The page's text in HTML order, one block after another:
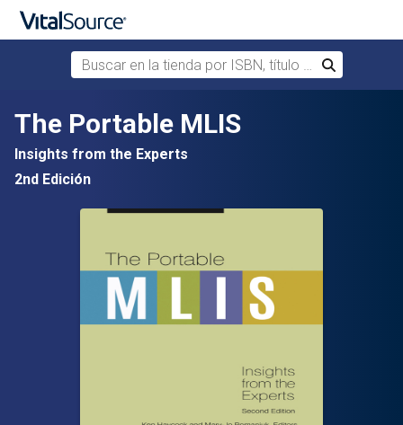
Saltar al contenido principal
Buscar en la tienda por ISBN, título o autor
Buscar
The Portable MLIS
Insights from the Experts
2nd Edición